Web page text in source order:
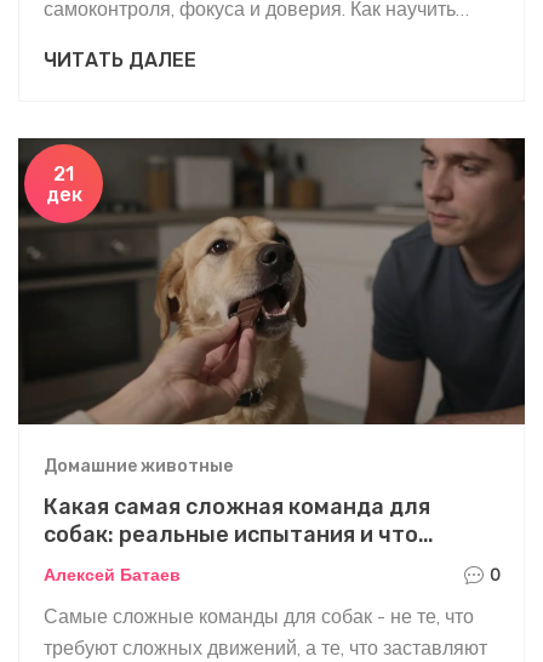
самоконтроля, фокуса и доверия. Как научить
руководство от дрессировщика.
ЧИТАТЬ ДАЛЕЕ
21
дек
Домашние животные
Какая самая сложная команда для
собак: реальные испытания и что
действительно работает
Алексей Батаев 0
Самые сложные команды для собак - не те, что
требуют сложных движений, а те, что заставляют